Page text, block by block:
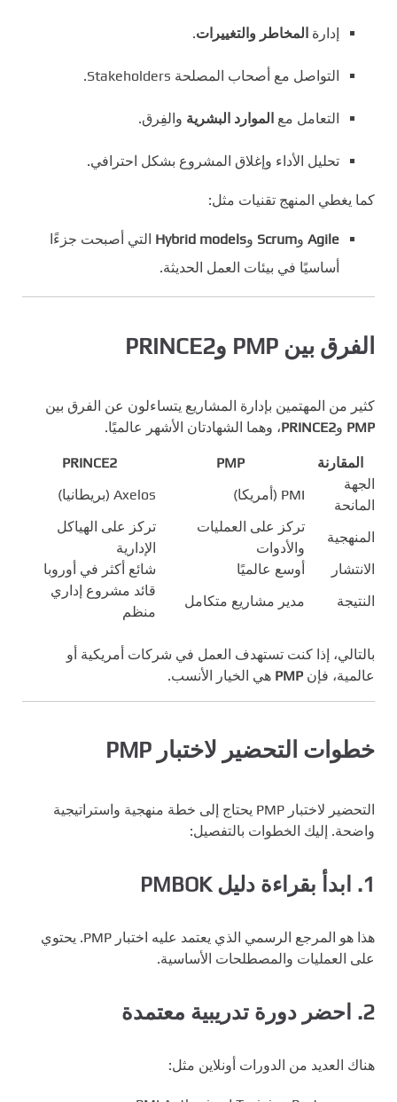
إدارة المخاطر والتغييرات.
التواصل مع أصحاب المصلحة Stakeholders.
التعامل مع الموارد البشرية والفِرق.
تحليل الأداء وإغلاق المشروع بشكل احترافي.
كما يغطي المنهج تقنيات مثل:
Agile وScrum وHybrid models التي أصبحت جزءًا
أساسيًا في بيئات العمل الحديثة.
الفرق بين PMP وPRINCE2
كثير من المهتمين بإدارة المشاريع يتساءلون عن الفرق بين
PMP وPRINCE2، وهما الشهادتان الأشهر عالميًا.
المقارنة PMP
PRINCE2
الجهة
المانحة
PMI (أمريكا) Axelos (بريطانيا)
المنهجية
تركز على العمليات
والأدوات
تركز على الهياكل
الإدارية
الانتشار
أوسع عالميًا
شائع أكثر في أوروبا
النتيجة
مدير مشاريع متكامل
قائد مشروع إداري
منظم
بالتالي، إذا كنت تستهدف العمل في شركات أمريكية أو
عالمية، فإن PMP هي الخيار الأنسب.
خطوات التحضير لاختبار PMP
التحضير لاختبار PMP يحتاج إلى خطة منهجية واستراتيجية
واضحة. إليك الخطوات بالتفصيل:
1. ابدأ بقراءة دليل PMBOK
هذا هو المرجع الرسمي الذي يعتمد عليه اختبار PMP. يحتوي
على العمليات والمصطلحات الأساسية.
2. احضر دورة تدريبية معتمدة
هناك العديد من الدورات أونلاين مثل: